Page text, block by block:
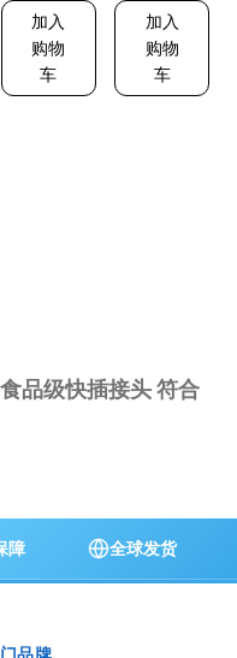
加入
购物
车
加入
购物
车
食品级快插接头 符合
障 全球发货
品牌